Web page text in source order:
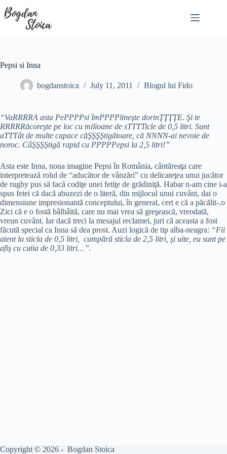
to
content
Pepsi si Inna
bogdanstoica July 11, 2011 Blogul lui Fido
“VaRRRRA asta PePPPPsi îmPPPPlineşte dorinŢŢŢŢE. Şi te
RRRRRăcoreşte pe loc cu milioane de sTTTTicle de 0,5 litri. Sunt
aTTTât de multe capace căŞŞŞŞtigătoare, că NNNN-ai nevoie de
noroc. CâŞŞŞŞtigă rapid cu PPPPPepsi la 2,5 litri!”
Asta este Inna, noua imagine Pepsi în România, cântăreaţa care
interpretează rolul de “aducător de vânzări” cu delicateţea unui jucător
de rugby pus să facă codiţe unei fetiţe de grădiniţă. Habar n-am cine i-a
spus fetei că dacă abuzezi de o literă, din mijlocul unui cuvânt, dai o
dimensiune impresionantă conceptului, în general, cert e că a păcălit-.o
Zici că e o fostă bâlbâită, care nu mai vrea să greşească, vreodată,
vreun cuvânt. Iar dacă treci la mesajul reclamei, juri că aceasta a fost
făcută special ca Inna să dea prost. Auzi logică de tip alba-neagra: “Fii
atent la sticla de 0,5 litri, cumpără sticla de 2,5 litri, şi uite, eu sunt pe
afiş cu cutia de 0,33 litri…”.
Copyright © 2026 - Bogdan Stoica